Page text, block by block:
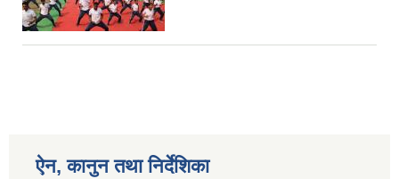
ऐन, कानुन तथा निर्देशिका